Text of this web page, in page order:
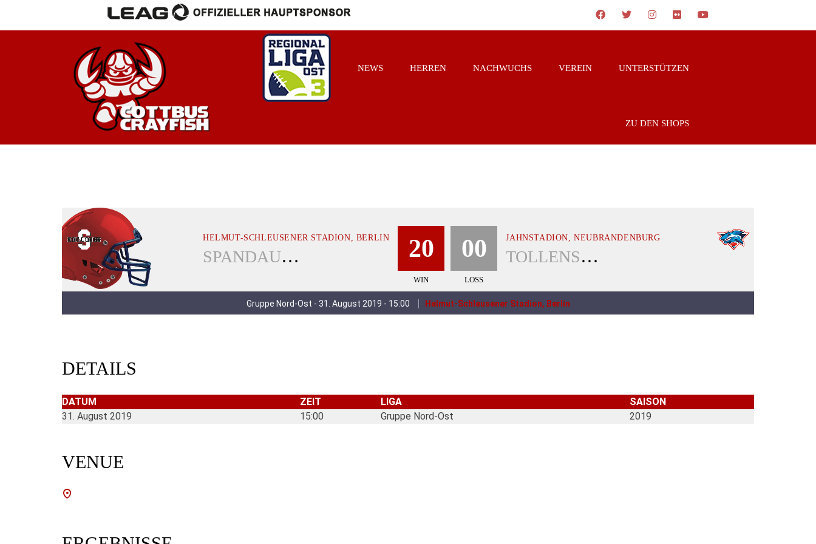
NEWS HERREN NACHWUCHS VEREIN UNTERSTÜTZEN
ZU DEN SHOPS
HELMUT-SCHLEUSENER STADION, BERLIN
SPANDAU BULLDOGS 20
WIN
00
LOSS
JAHNSTADION, NEUBRANDENBURG
TOLLENSE SHARKS
Gruppe Nord-Ost - 31. August 2019 - 15:00 Helmut-Schleusener Stadion, Berlin
DETAILS
DATUM ZEIT LIGA
SAISON
31. August 2019
15:00 Gruppe Nord-Ost 2019
VENUE